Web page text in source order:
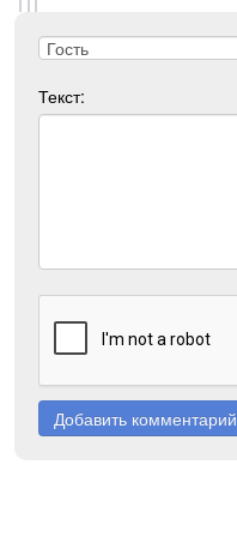
Текст:
Добавить комментарий